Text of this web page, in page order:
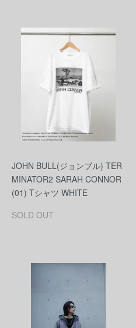
JOHN BULL(ジョンブル) TER
MINATOR2 SARAH CONNOR
(01) Tシャツ WHITE
SOLD OUT